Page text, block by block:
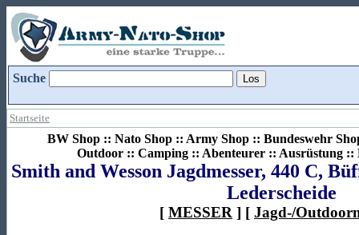
Suche
Startseite
BW Shop :: Nato Shop :: Army Shop :: Bundeswehr
Outdoor :: Camping :: Abenteurer :: Ausrüstung ::
Smith and Wesson Jagdmesser, 440 C,
Lederscheide
[ MESSER ] [ Jagd-/